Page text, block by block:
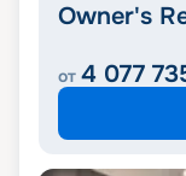
Owner's
от 4 077